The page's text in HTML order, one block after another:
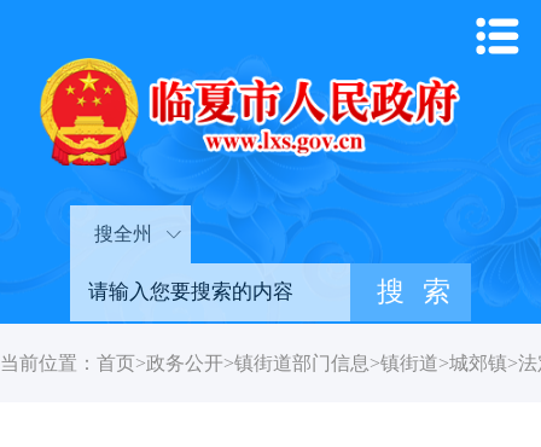
搜全州
当前位置： 首页>政务公开>镇街道部门信息>镇街道>城郊镇>法